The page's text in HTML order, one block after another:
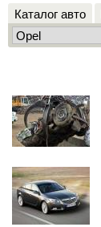
Каталог авто